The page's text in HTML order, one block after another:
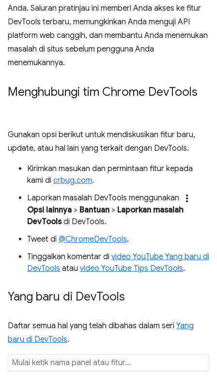
Anda. Saluran pratinjau ini memberi Anda akses ke fitur
DevTools terbaru, memungkinkan Anda menguji API
platform web canggih, dan membantu Anda menemukan
masalah di situs sebelum pengguna Anda
menemukannya.
Menghubungi tim Chrome DevTools
Gunakan opsi berikut untuk mendiskusikan fitur baru,
update, atau hal lain yang terkait dengan DevTools.
Kirimkan masukan dan permintaan fitur kepada
kami di crbug.com.
Laporkan masalah DevTools menggunakan
more_vert
Opsi lainnya > Bantuan > Laporkan masalah
DevToolsdi DevTools.
Tweet di @ChromeDevTools.
Tinggalkan komentar di video YouTube Yang baru di
DevTools atau video YouTube Tips DevTools.
Yang baru di DevTools
Daftar semua hal yang telah dibahas dalam seri Yang
baru di DevTools.